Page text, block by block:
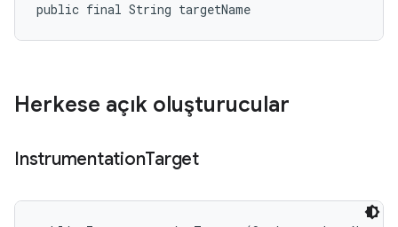
public final String targetName
Herkese açık oluşturucular
InstrumentationTarget